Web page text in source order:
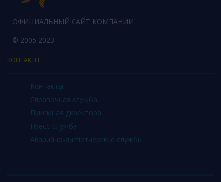
ОФИЦИАЛЬНЫЙ САЙТ КОМПАНИИ
© 2005-2023
КОНТАКТЫ
Контакты
Справочная служба
Приемная директора
Пресс-служба
Аварийно-диспетчерские службы